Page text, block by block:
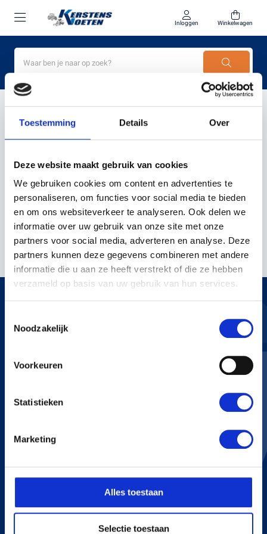
Toestemming Details Over
Deze website maakt gebruik van cookies
We gebruiken cookies om content en advertenties te
personaliseren, om functies voor social media te bieden
en om ons websiteverkeer te analyseren. Ook delen we
informatie over uw gebruik van onze site met onze
partners voor social media, adverteren en analyse. Deze
partners kunnen deze gegevens combineren met andere
informatie die u aan ze heeft verstrekt of die ze hebben
verzameld op basis van uw gebruik van hun services.
Noodzakelijk
Voorkeuren
Statistieken
Marketing
Alles toestaan
Selectie toestaan
Inloggen Winkelwagen
BESTE
ROBOTGRASMAAIER 2024
Filter Sorteer
+31 165 534 222
info@kerstensvoeten.nl